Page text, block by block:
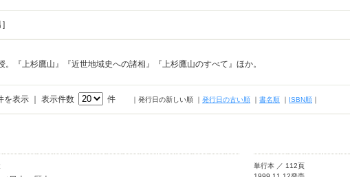
]
『上杉鷹山』『近世地域史への諸相』『上杉鷹山のすべて』ほか。
を表示 ｜ 表示件数 件 ｜発行日の新しい順 ｜ 発行日の古い順 ｜ 書名順 ｜ ISBN順 ｜
単行本 ／ 112頁